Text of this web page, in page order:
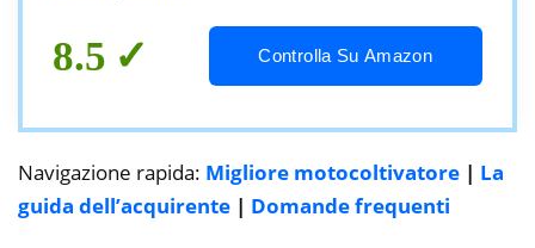
8.5 Controlla Su Amazon
Navigazione rapida: Migliore motocoltivatore | La
guida dell’acquirente | Domande frequenti